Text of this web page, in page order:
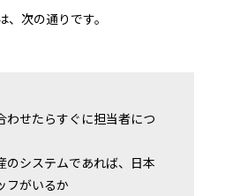
次の通りです。
わせたらすぐに担当者につ
のシステムであれば、日本
フがいるか